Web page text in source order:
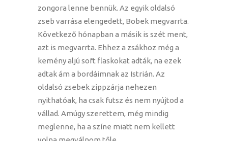
zongora lenne bennük. Az egyik oldalsó
zseb varrása elengedett, Bobek megvarrta.
Következő hónapban a másik is szét ment,
azt is megvarrta. Ehhez a zsákhoz még a
kemény aljú soft flaskokat adták, na ezek
adtak ám a bordáimnak az Istrián. Az
oldalsó zsebek zippzárja nehezen
nyithatóak, ha csak futsz és nem nyújtod a
vállad. Amúgy szerettem, még mindig
meglenne, ha a színe miatt nem kellett